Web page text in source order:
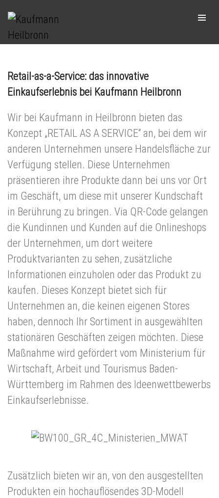
Retail-as-a-Service: das innovative
Einkaufserlebnis bei Kaufmann Heilbronn
Wir bei Kaufmann in Heilbronn bieten das
Konzept „RETAIL AS A SERVICE“ an, bei dem wir
anderen Unternehmen unsere Handelsfläche zur
Verfügung stellen. Diese Unternehmen
präsentieren ihre Produkte dann bei uns vor Ort
im Geschäft, um diese mit unserer Kundschaft
in Berührung zu bringen. Via QR-Code gelangen
die Kundinnen und Kunden auf die Onlineshops
der Unternehmen, um dort weitere
Produktvarianten zu sehen, zusätzliche
Informationen einzuholen oder das Produkt zu
kaufen. Dieses Konzept bietet sich für
Unternehmen an, die keinen eigenen Stores
haben, dennoch Ihr Sortiment in ausgewählten
stationären Geschäften zeigen möchten. Diese
Maßnahme wird gefördert vom Ministerium für
Wirtschaft, Arbeit und Tourismus Baden-
Württemberg im Rahmen des Ideenwettbewerbs
Einkaufserlebnisse.
Zusätzlich bieten wir an, von den ausgestellten
Produkten ein hochauflösendes 3D-Modell